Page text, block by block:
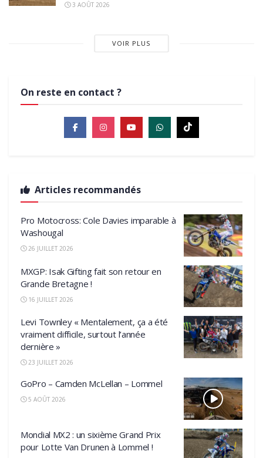
3 AOÛT 2026
VOIR PLUS
On reste en contact ?
Articles recommandés
Pro Motocross: Cole Davies imparable à
Washougal
26 JUILLET 2026
MXGP: Isak Gifting fait son retour en
Grande Bretagne !
16 JUILLET 2026
Levi Townley « Mentalement, ça a été
vraiment difficile, surtout l’année
dernière »
23 JUILLET 2026
GoPro – Camden McLellan – Lommel
5 AOÛT 2026
Mondial MX2 : un sixième Grand Prix
pour Lotte Van Drunen à Lommel !